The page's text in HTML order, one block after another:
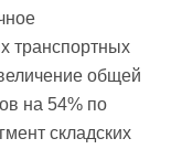
транспортных
общей
на 54% по
складских